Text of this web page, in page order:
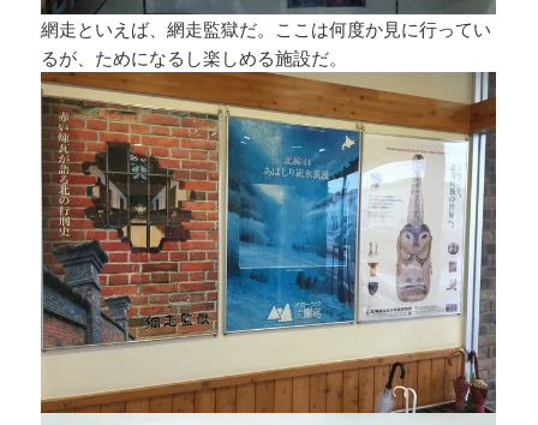
網走といえば、網走監獄だ。ここは何度か見に行ってい
るが、ためになるし楽しめる施設だ。